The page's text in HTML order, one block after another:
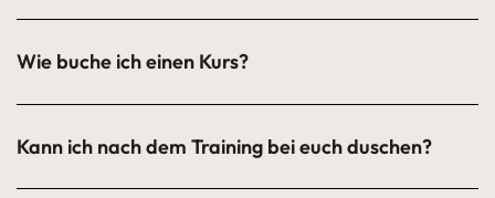
Wie buche ich einen Kurs?
Kann ich nach dem Training bei euch duschen?